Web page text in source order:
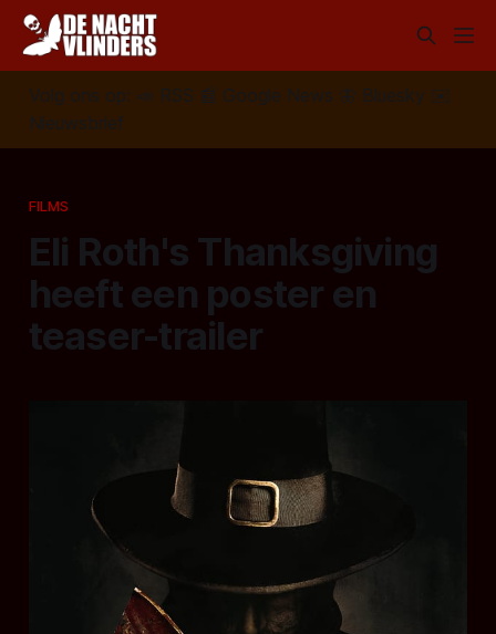
Volg ons op: 📣 RSS 📰 Google News 🦋 Bluesky
✉️
Nieuwsbrief
FILMS
Eli Roth's Thanksgiving
heeft een poster en
teaser-trailer